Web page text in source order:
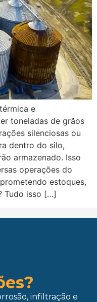
e
toneladas de grãos
silenciosas ou
dentro do silo,
armazenado. Isso
operações do
estoques,
Tudo isso […]
infiltração e